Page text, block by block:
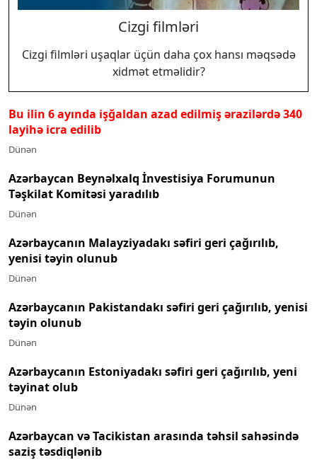
Cizgi filmləri
Cizgi filmləri uşaqlar üçün daha çox hansı məqsədə
xidmət etməlidir?
Bu ilin 6 ayında işğaldan azad edilmiş ərazilərdə 340
layihə icra edilib
Dünən
Azərbaycan Beynəlxalq İnvestisiya Forumunun
Təşkilat Komitəsi yaradılıb
Dünən
Azərbaycanın Malayziyadakı səfiri geri çağırılıb,
yenisi təyin olunub
Dünən
Azərbaycanın Pakistandakı səfiri geri çağırılıb, yenisi
təyin olunub
Dünən
Azərbaycanın Estoniyadakı səfiri geri çağırılıb, yeni
təyinat olub
Dünən
Azərbaycan və Tacikistan arasında təhsil sahəsində
saziş təsdiqlənib